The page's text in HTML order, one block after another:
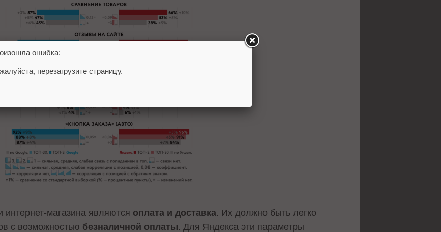
магазина являются оплата и доставка. Их должно быть легко
с возможностью безналичной оплаты. Для Яндекса эти параметры
ошибка:
перезагрузите страницу.